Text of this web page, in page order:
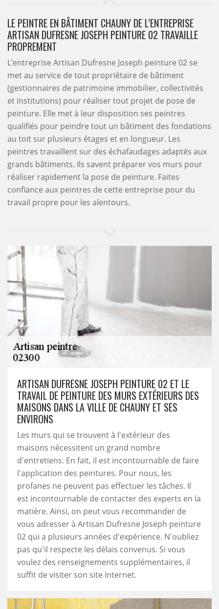
LE PEINTRE EN BÂTIMENT CHAUNY DE L’ENTREPRISE
ARTISAN DUFRESNE JOSEPH PEINTURE 02 TRAVAILLE
PROPREMENT
L’entreprise Artisan Dufresne Joseph peinture 02 se
met au service de tout propriétaire de bâtiment
(gestionnaires de patrimoine immobilier, collectivités
et institutions) pour réaliser tout projet de pose de
peinture. Elle met à leur disposition ses peintres
qualifiés pour peindre tout un bâtiment des fondations
au toit sur plusieurs étages et en longueur. Les
peintres travaillent sur des échafaudages adaptés aux
grands bâtiments. Ils savent préparer vos murs pour
réaliser rapidement la pose de peinture. Faites
confiance aux peintres de cette entreprise pour du
travail propre pour les alentours.
ARTISAN DUFRESNE JOSEPH PEINTURE 02 ET LE
TRAVAIL DE PEINTURE DES MURS EXTÉRIEURS DES
MAISONS DANS LA VILLE DE CHAUNY ET SES
ENVIRONS
Les murs qui se trouvent à l'extérieur des
maisons nécessitent un grand nombre
d'entretiens. En fait, il est incontournable de faire
l'application des peintures. Pour nous, les
profanes ne peuvent pas effectuer les tâches. Il
est incontournable de contacter des experts en la
matière. Ainsi, on peut vous recommander de
vous adresser à Artisan Dufresne Joseph peinture
02 qui a plusieurs années d'expérience. N'oubliez
pas qu'il respecte les délais convenus. Si vous
voulez des renseignements supplémentaires, il
suffit de visiter son site Internet.